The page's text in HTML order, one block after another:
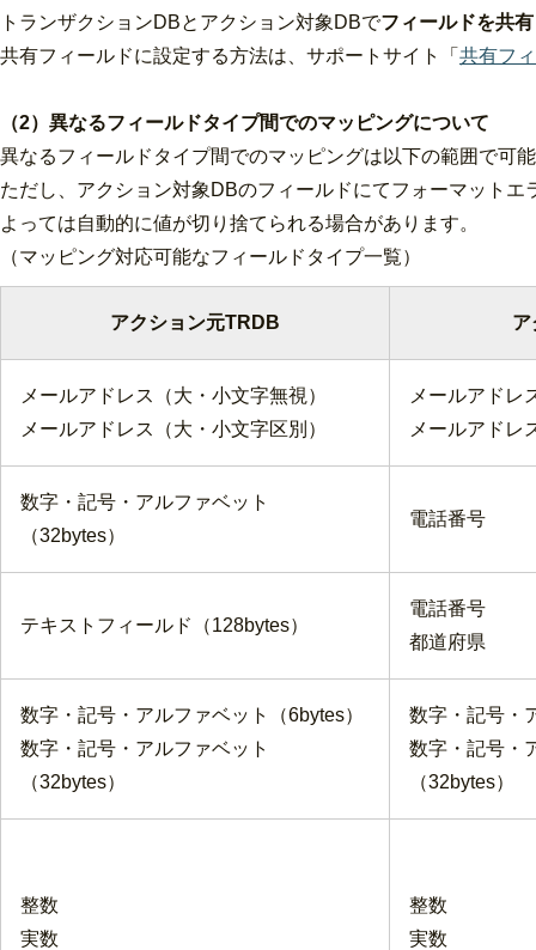
トランザクションDBとアクション対象DBでフィールドを共有
共有フィールドに設定する方法は、サポートサイト「 共有フ
（2）異なるフィールドタイプ間でのマッピングについて
異なるフィールドタイプ間でのマッピングは以下の範囲で可
ただし、アクション対象DBのフィールドにてフォーマット
よっては自動的に値が切り捨てられる場合があります。
（マッピング対応可能なフィールドタイプ一覧）
アクション元TRDB ア
メールアドレス（大・小文字無視）
メールアドレス（大・小文字区別）
メールアドレ
メールアドレ
数字・記号・アルファベット
（32bytes）
電話番号
テキストフィールド（128bytes）
電話番号
都道府県
数字・記号・アルファベット（6bytes）
数字・記号・アルファベット
（32bytes）
数字・記号・
数字・記号・
（32bytes）
整数
実数
整数
実数